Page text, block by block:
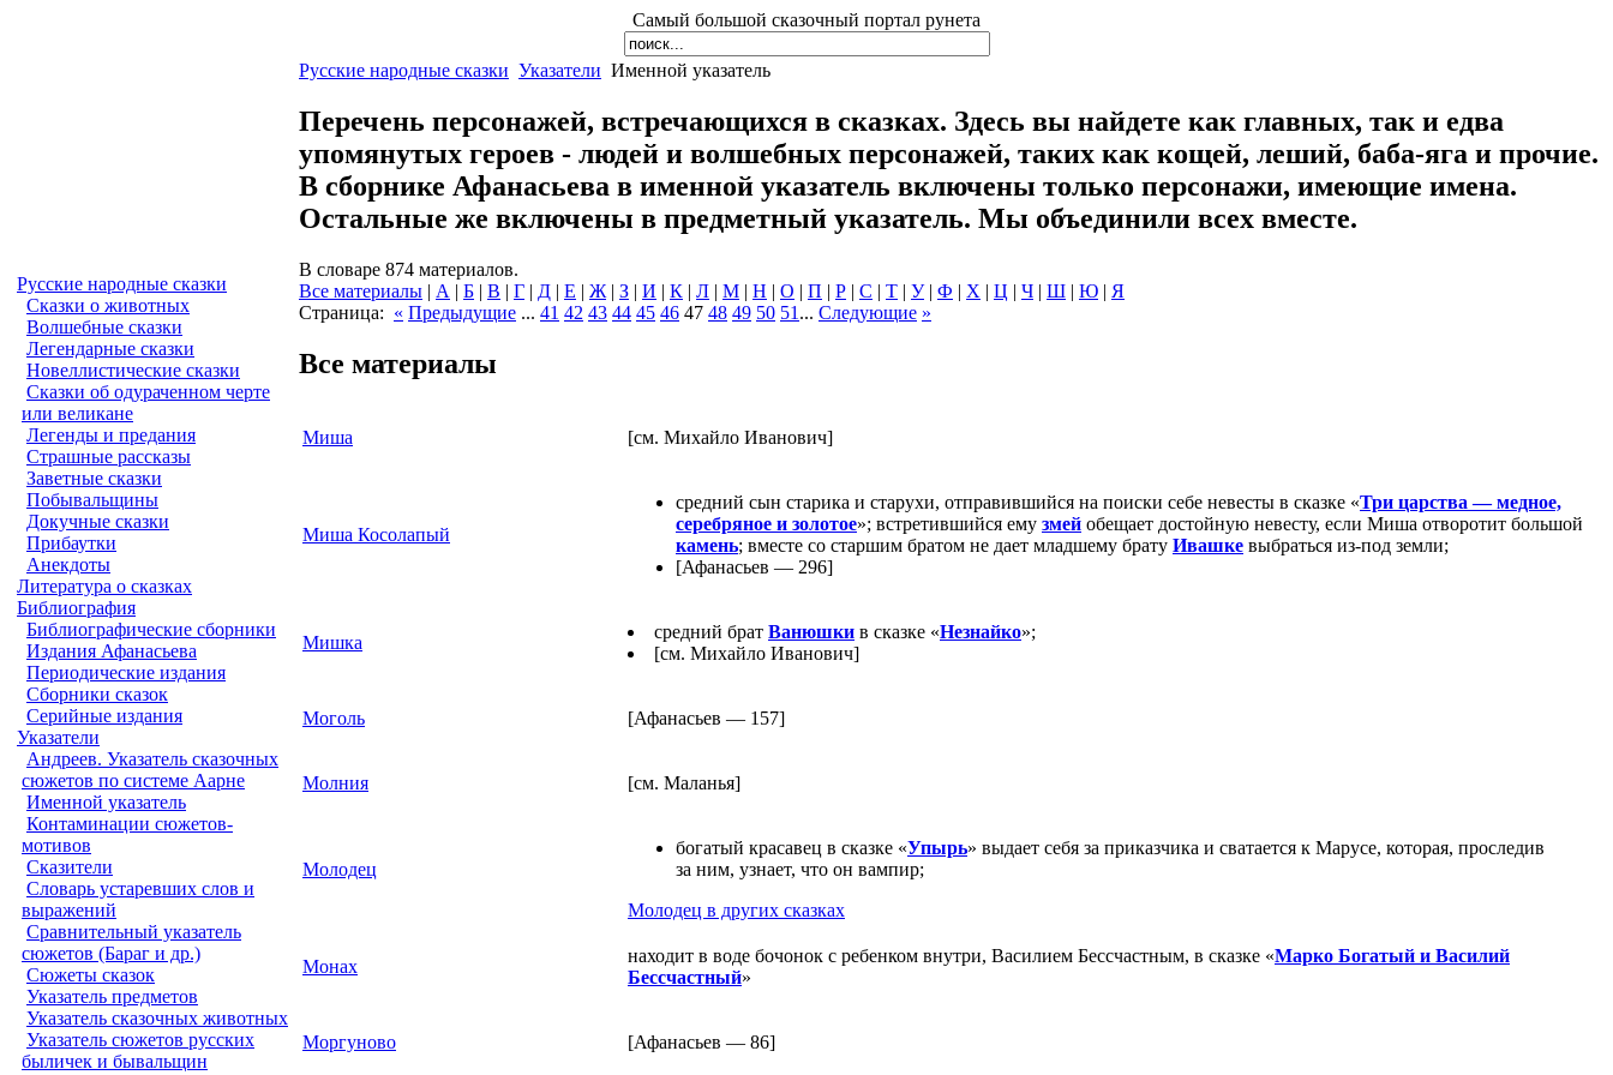
Самый большой сказочный портал рунета
Русские народные сказки
Сказки о животных
Волшебные сказки
Легендарные сказки
Новеллистические сказки
Сказки об одураченном черте
или великане
Легенды и предания
Страшные рассказы
Заветные сказки
Побывальщины
Докучные сказки
Прибаутки
Анекдоты
Литература о сказках
Библиография
Библиографические сборники
Издания Афанасьева
Периодические издания
Сборники сказок
Серийные издания
Указатели
Андреев. Указатель сказочных
сюжетов по системе Аарне
Именной указатель
Контаминации сюжетов-
мотивов
Сказители
Словарь устаревших слов и
выражений
Сравнительный указатель
сюжетов (Бараг и др.)
Сюжеты сказок
Указатель предметов
Указатель сказочных животных
Указатель сюжетов русских
быличек и бывальщин
Русские народные сказки Указатели Именной указатель
Перечень персонажей, встречающихся в сказках. Здесь вы найдете как главных, так и едва
упомянутых героев - людей и волшебных персонажей, таких как кощей, леший, баба-яга и прочие.
В сборнике Афанасьева в именной указатель включены только персонажи, имеющие имена.
Остальные же включены в предметный указатель. Мы объединили всех вместе.
В словаре 874 материалов.
Все материалы | А | Б | В | Г | Д | Е | Ж | З | И | К | Л | М | Н | О | П | Р | С | Т | У| Ф | Х | Ц | Ч | Ш | Ю | Я
Страница: « Предыдущие ... 41 42 43 44 45 46 47 48 49 50 51 ... Следующие »
Все материалы
Миша [см. Михайло Иванович]
Миша Косолапый
средний сын старика и старухи, отправившийся на поиски себе невесты в сказке «Три царства — медное,
серебряное и золотое»; встретившийся ему змей обещает достойную невесту, если Миша отворотит большой
камень; вместе со старшим братом не дает младшему брату Ивашке выбраться из-под земли;
[Афанасьев — 296]
Мишка
средний брат Ванюшки в сказке «Незнайко»;
[см. Михайло Иванович]
Моголь [Афанасьев — 157]
Молния [см. Маланья]
Молодец
богатый красавец в сказке «Упырь» выдает себя за приказчика и сватается к Марусе, которая, проследив
за ним, узнает, что он вампир;
Молодец в других сказках
Монах
находит в воде бочонок с ребенком внутри, Василием Бессчастным, в сказке «Марко Богатый и Василий
Бессчастный»
Моргуново [Афанасьев — 86]